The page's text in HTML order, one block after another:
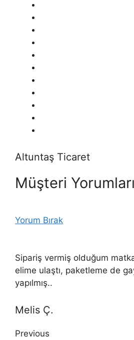
Altuntaş Ticaret
Müşteri Yorumları
Yorum Bırak
Sipariş vermiş olduğum
elime ulaştı, paketleme de
yapılmış..
Melis Ç.
Previous